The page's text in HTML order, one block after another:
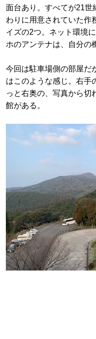
面台あり。すべてが21世
わりに用意されていた作
イズの2つ。ネット環境
ホのアンテナは、自分の
今回は駐車場側の部屋だ
はこのような感じ。右手
っと右奥の、写真から切
館がある。